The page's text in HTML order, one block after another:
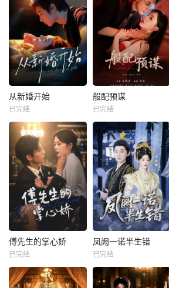
从新婚开始
已完结
般配预谋
已完结
傅先生的掌心娇
已完结
凤阙一诺半生错
已完结